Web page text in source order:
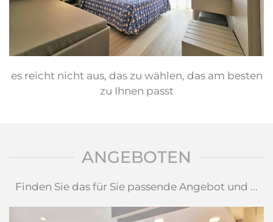
es reicht nicht aus, das zu wählen, das am besten
zu Ihnen passt
ANGEBOTEN
Finden Sie das für Sie passende Angebot und ...